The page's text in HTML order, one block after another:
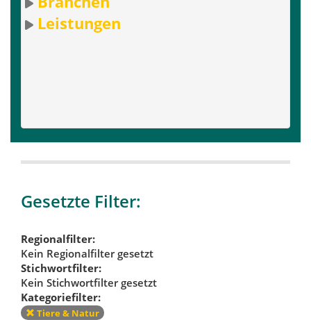
Leistungen
Gesetzte Filter:
Regionalfilter:
Kein Regionalfilter gesetzt
Stichwortfilter:
Kein Stichwortfilter gesetzt
Kategoriefilter:
Tiere & Natur